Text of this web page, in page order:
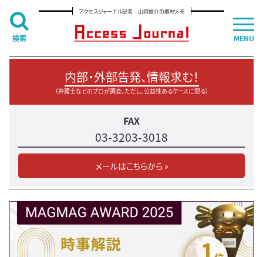
アクセスジャーナル記者 山岡俊介の取材メモ
内部・外部告発、情報求む！
（弁護士などのプロが調査。ただし、公益性あるケースに限る）
FAX
03-3203-3018
メールはこちらから »
MENU
検索